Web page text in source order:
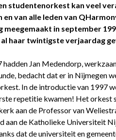
studentenorkest kan veel
en van alle leden van
meegemaakt in september
haar twintigste verjaardag
hadden Jan Medendorp,
bedacht dat er in Nijmegen
In de introductie van 1997
repetitie kwamen! Het orkest
aan de Professor van
aan de Katholieke Universiteit
dat de universiteit en